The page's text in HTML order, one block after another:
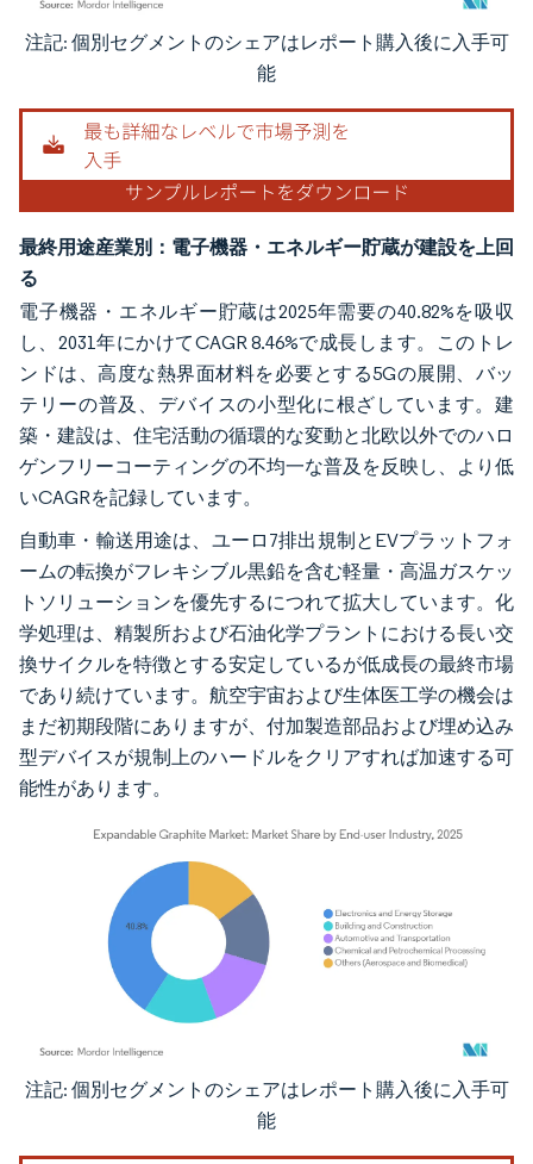
画像 © Mordor Intelligence。再利用にはCC BY 4.0の表示が必要です。
注記: 個別セグメントのシェアはレポート購入後に入手可
能
最終用途産業別：電子機器・エネルギー貯蔵が建設を上回
る
電子機器・エネルギー貯蔵は2025年需要の40.82%を吸収
し、2031年にかけてCAGR 8.46%で成長します。このトレ
ンドは、高度な熱界面材料を必要とする5Gの展開、バッ
テリーの普及、デバイスの小型化に根ざしています。建
築・建設は、住宅活動の循環的な変動と北欧以外でのハロ
ゲンフリーコーティングの不均一な普及を反映し、より低
いCAGRを記録しています。
自動車・輸送用途は、ユーロ7排出規制とEVプラットフォ
ームの転換がフレキシブル黒鉛を含む軽量・高温ガスケッ
トソリューションを優先するにつれて拡大しています。化
学処理は、精製所および石油化学プラントにおける長い交
換サイクルを特徴とする安定しているが低成長の最終市場
であり続けています。航空宇宙および生体医工学の機会は
まだ初期段階にありますが、付加製造部品および埋め込み
型デバイスが規制上のハードルをクリアすれば加速する可
能性があります。
画像 © Mordor Intelligence。再利用にはCC BY 4.0の表示が必要です。
注記: 個別セグメントのシェアはレポート購入後に入手可
能